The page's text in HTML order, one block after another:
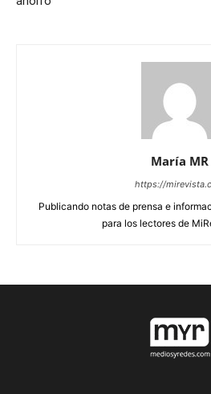
María MR
https://
Publicando notas de prensa e
para los lectores de